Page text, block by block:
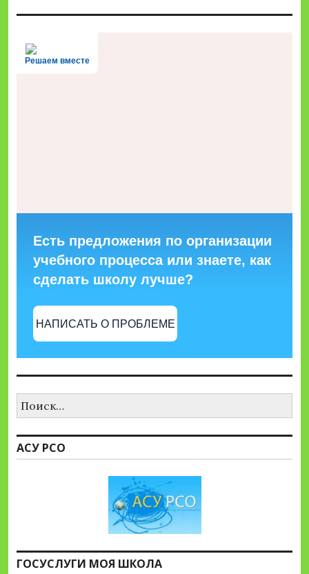
Решаем вместе
Есть предложения по организации
учебного процесса или знаете, как
сделать школу лучше?
НАПИСАТЬ О ПРОБЛЕМЕ
АСУ РСО
ГОСУСЛУГИ МОЯ ШКОЛА